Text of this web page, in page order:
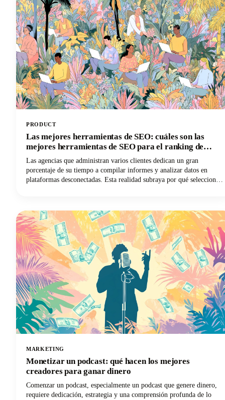
identificar plataformas confiables y empezar a ganar dinero de la
manera correcta. También compartiremos algunas expectativas
realistas y estrategias comprobadas que realmente funcionan. ¡Vamos
a entrar en ello para que puedas ganar dinero!
PRODUCT
Las mejores herramientas de SEO: cuáles son las
mejores herramientas de SEO para el ranking de
sitios web
Las agencias que administran varios clientes dedican un gran
porcentaje de su tiempo a compilar informes y analizar datos en
plataformas desconectadas. Esta realidad subraya por qué seleccionar
MARKETING
Monetizar un podcast: qué hacen los mejores
creadores para ganar dinero
Comenzar un podcast, especialmente un podcast que genere dinero,
requiere dedicación, estrategia y una comprensión profunda de lo